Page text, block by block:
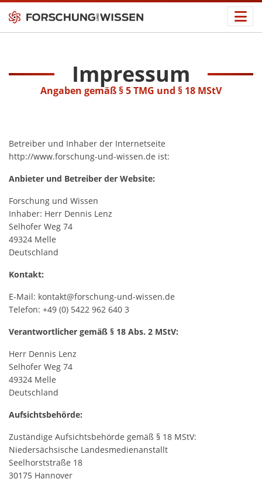
Impressum
Angaben gemäß § 5 TMG und § 18 MStV
Betreiber und Inhaber der Internetseite
http://www.forschung-und-wissen.de ist:
Anbieter und Betreiber der Website:
Forschung und Wissen
Inhaber: Herr Dennis Lenz
Selhofer Weg 74
49324 Melle
Deutschland
Kontakt:
E-Mail: kontakt@forschung-und-wissen.de
Telefon: +49 (0) 5422 962 640 3
Verantwortlicher gemäß § 18 Abs. 2 MStV:
Herr Dennis Lenz
Selhofer Weg 74
49324 Melle
Deutschland
Aufsichtsbehörde:
Zuständige Aufsichtsbehörde gemäß § 18 MStV:
Niedersächsische Landesmedienanstallt
Seelhorststraße 18
30175 Hannover